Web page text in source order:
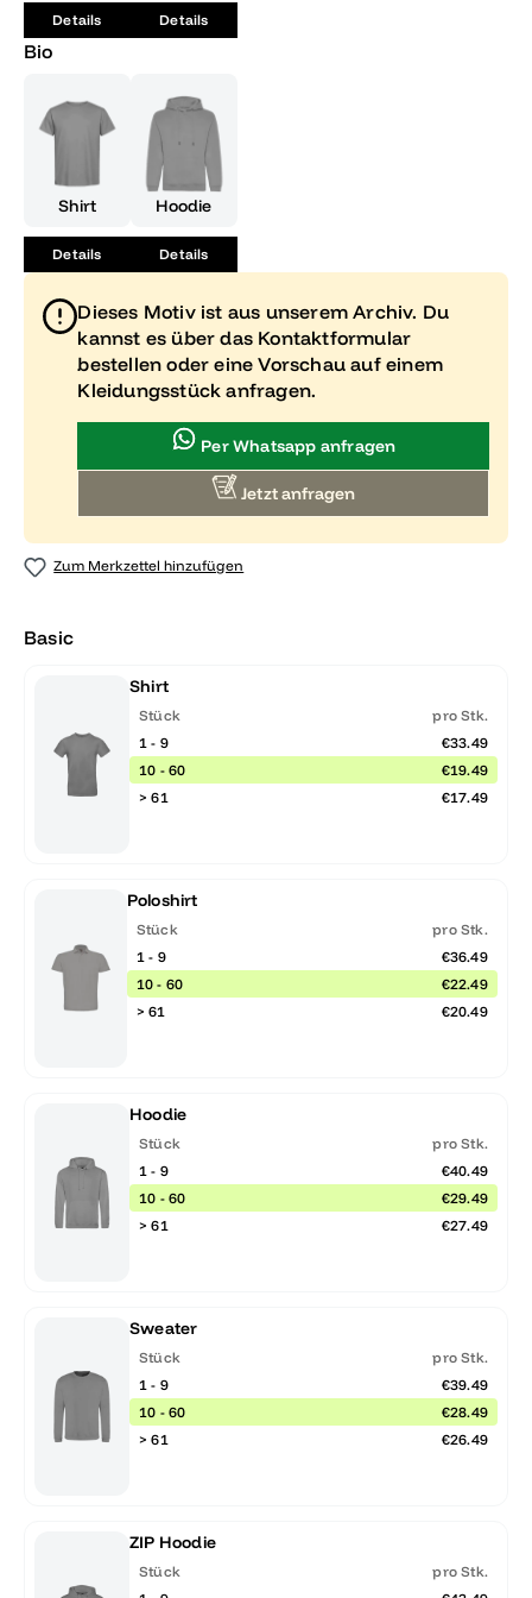
Details Details
Bio
Shirt
Details
Hoodie
Details
Dieses Motiv ist aus unserem Archiv. Du
kannst es über das Kontaktformular
bestellen oder eine Vorschau auf einem
Kleidungsstück anfragen.
Per Whatsapp anfragen
Jetzt anfragen
Zum Merkzettel hinzufügen
Basic
Shirt
Stück
pro Stk.
1 - 9
€33.49
10 - 60
€19.49
> 61
€17.49
Poloshirt
Stück
pro Stk.
1 - 9
€36.49
10 - 60
€22.49
> 61
€20.49
Hoodie
Stück
pro Stk.
1 - 9
€40.49
10 - 60
€29.49
> 61
€27.49
Sweater
Stück
pro Stk.
1 - 9
€39.49
10 - 60
€28.49
> 61
€26.49
ZIP Hoodie
Stück
pro Stk.